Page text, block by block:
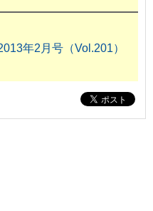
年2月号（Vol.201）